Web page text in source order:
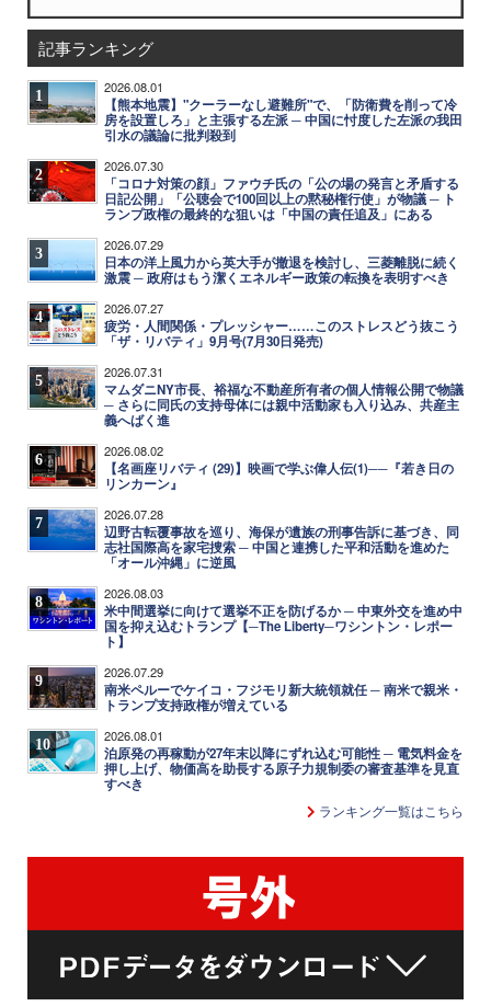
記事ランキング
1 2026.08.01
【熊本地震】"クーラーなし避難所"で、「防衛費を削って冷
房を設置しろ」と主張する左派 ─ 中国に忖度した左派の我田
引水の議論に批判殺到
2 2026.07.30
「コロナ対策の顔」ファウチ氏の「公の場の発言と矛盾する
日記公開」「公聴会で100回以上の黙秘権行使」が物議 ─ ト
ランプ政権の最終的な狙いは「中国の責任追及」にある
3 2026.07.29
日本の洋上風力から英大手が撤退を検討し、三菱離脱に続く
激震 ─ 政府はもう潔くエネルギー政策の転換を表明すべき
4 2026.07.27
疲労・人間関係・プレッシャー……このストレスどう抜こう
「ザ・リバティ」9月号(7月30日発売)
5 2026.07.31
マムダニNY市長、裕福な不動産所有者の個人情報公開で物議
─ さらに同氏の支持母体には親中活動家も入り込み、共産主
義へばく進
6 2026.08.02
【名画座リバティ (29)】映画で学ぶ偉人伝(1)──『若き日の
リンカーン』
7 2026.07.28
辺野古転覆事故を巡り、海保が遺族の刑事告訴に基づき、同
志社国際高を家宅捜索 ─ 中国と連携した平和活動を進めた
「オール沖縄」に逆風
8 2026.08.03
米中間選挙に向けて選挙不正を防げるか ─ 中東外交を進め中
国を抑え込むトランプ【─The Liberty─ワシントン・レポー
ト】
9 2026.07.29
南米ペルーでケイコ・フジモリ新大統領就任 ─ 南米で親米・
トランプ支持政権が増えている
10 2026.08.01
泊原発の再稼動が27年末以降にずれ込む可能性 ─ 電気料金を
押し上げ、物価高を助長する原子力規制委の審査基準を見直
すべき
ランキング一覧はこちら